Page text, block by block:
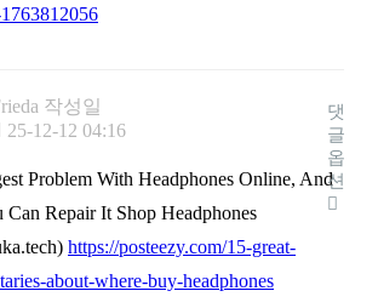
작성일
25-12-12 04:16
Problem With Headphones Online, And
Can Repair It Shop Headphones
https://posteezy.com/15-great-
about-where-buy-headphones
댓
글
옵
션